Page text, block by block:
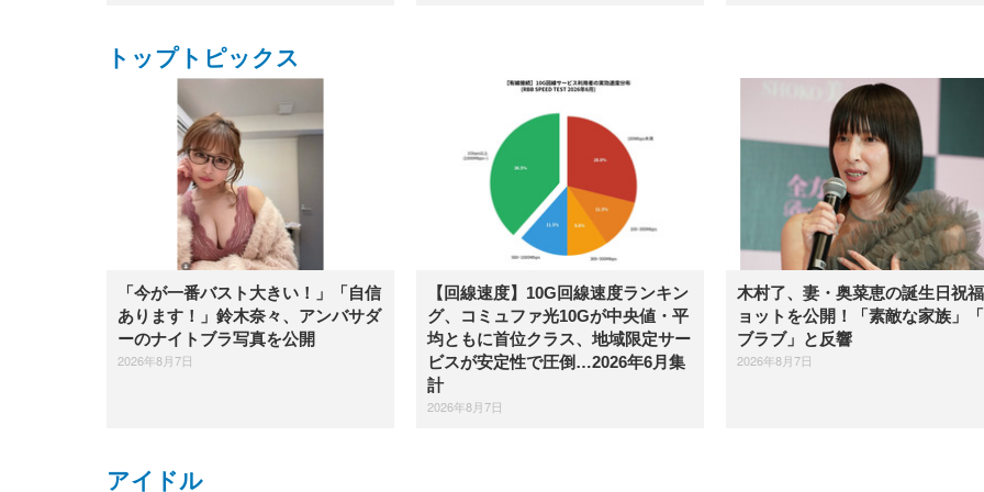
トップトピックス
「今が一番バスト大きい！」「自信
あります！」鈴木奈々、アンバサダ
ーのナイトブラ写真を公開
2026年8月7日
【回線速度】10G回線速度ランキン
グ、コミュファ光10Gが中央値・平
均ともに首位クラス、地域限定サー
ビスが安定性で圧倒…2026年6月集
計
2026年8月7日
木村了、妻・奥菜恵の誕生日祝
ョットを公開！「素敵な家族」
ブラブ」と反響
2026年8月7日
アイドル